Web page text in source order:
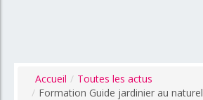
Accueil / Toutes les actus
/ Formation Guide jardinier au naturel